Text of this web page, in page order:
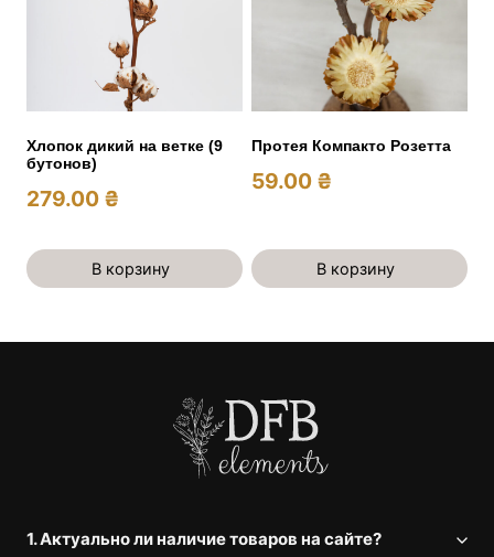
Хлопок дикий на ветке (9
бутонов)
279.00 ₴
В корзину
Протея Компакто Розетта
59.00 ₴
В корзину
1. Актуально ли наличие товаров на сайте?